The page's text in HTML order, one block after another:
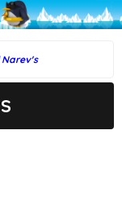
Narev's